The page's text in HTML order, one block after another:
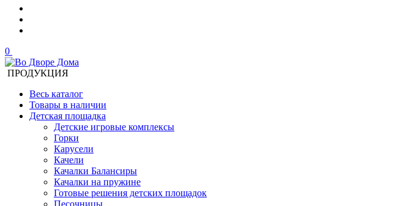
0
ПРОДУКЦИЯ
Весь каталог
Товары в наличии
Детская площадка
Детские игровые комплексы
Горки
Карусели
Качели
Качалки Балансиры
Качалки на пружине
Готовые решения детских площадок
Песочницы